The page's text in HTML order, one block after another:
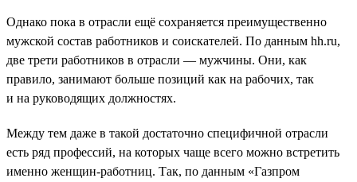
Однако пока в отрасли ещё сохраняется преимущественно
мужской состав работников и соискателей. По данным hh.ru,
две трети работников в отрасли — мужчины. Они, как
правило, занимают больше позиций как на рабочих, так
и на руководящих должностях.
Между тем даже в такой достаточно специфичной отрасли
есть ряд профессий, на которых чаще всего можно встретить
именно женщин-работниц. Так, по данным «Газпром